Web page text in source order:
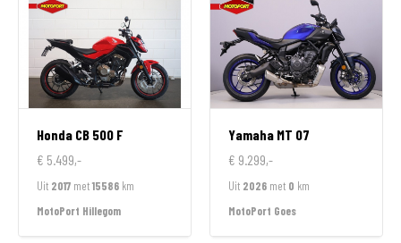
Honda CB 500 F
€ 5.499,-
Uit 2017 met15586 km
MotoPort Hillegom
Yamaha MT 07
€ 9.299,-
Uit 2026 met 0 km
MotoPort Goes